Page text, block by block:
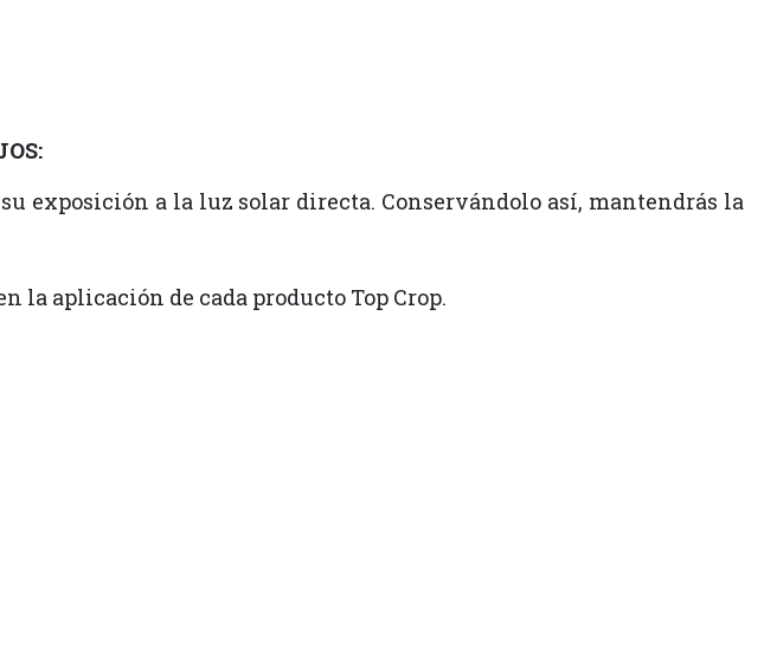
exposición a la luz solar directa. Conservándolo así, mantendrás la
la aplicación de cada producto Top Crop.